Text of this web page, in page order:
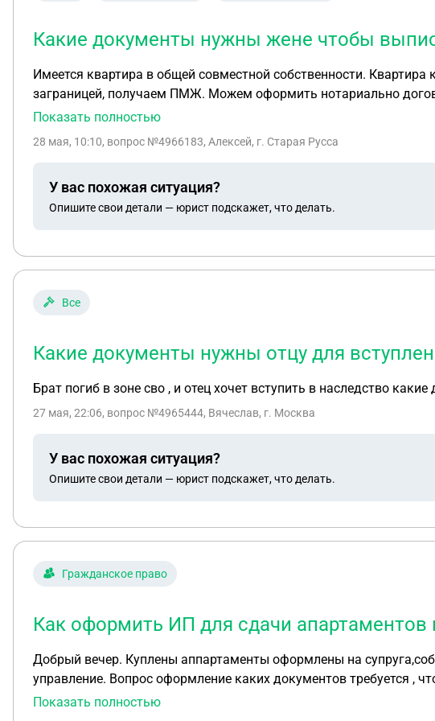
Какие документы нужны жене чтобы
Имеется квартира в общей совместной собственности. Квартира куплена с участием мат.
заграницей, получаем ПМЖ. Можем оформить нотариально договор о долгосрочной аренде. Какие документы
Показать полностью
28 мая, 10:10, вопрос №4966183, Алексей, г. Старая Русса
У вас похожая ситуация?
Опишите свои детали — юрист подскажет, что делать.
Все
Какие документы нужны отцу для
Брат погиб в зоне сво , и отец хочет вступить в наследство
27 мая, 22:06, вопрос №4965444, Вячеслав, г. Москва
У вас похожая ситуация?
Опишите свои детали — юрист подскажет, что делать.
Гражданское право
Как оформить ИП для сдачи апартаментов
Добрый вечер. Куплены аппартаменты оформлены на
управление. Вопрос оформление каких документов требуется ,
Показать полностью